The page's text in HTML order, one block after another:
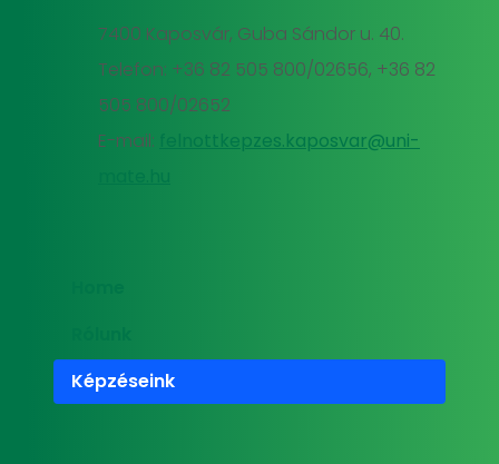
7400 Kaposvár, Guba Sándor u. 40.
Telefon: +36 82 505 800/02656, +36 82
505 800/02652
E-mail:
felnottkepzes.kaposvar@uni-
Képzéseink